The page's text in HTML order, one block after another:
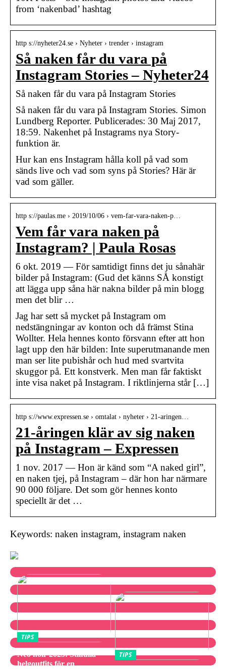
from ‘nakenbad’ hashtag
http s://nyheter24.se › Nyheter › trender › instagram
Så naken får du vara på
Instagram Stories – Nyheter24
Så naken får du vara på Instagram Stories
Så naken får du vara på Instagram Stories. Simon
Lundberg Reporter. Publicerades: 30 Maj 2017,
18:59. Nakenhet på Instagrams nya Story-
funktion är.
Hur kan ens Instagram hålla koll på vad som
sänds live och vad som syns på Stories? Här är
vad som gäller.
http s://paulas.me › 2019/10/06 › vem-far-vara-naken-p…
Vem får vara naken på
Instagram? | Paula Rosas
6 okt. 2019 — För samtidigt finns det ju sånahär
bilder på Instagram: (Gud det känns SÅ konstigt
att lägga upp såna här nakna bilder på min blogg
men det blir …
Jag har sett så mycket på Instagram om
nedstängningar av konton och då främst Stina
Wollter. Hela hennes konto försvann efter att hon
lagt upp den här bilden: Inte superutmanande men
man ser lite pubishår och hud med svartvita
skuggor på. Ett konstverk. Men man får faktiskt
inte visa naket på Instagram. I riktlinjerna står […]
http s://www.expressen.se › omtalat › nyheter › 21-aringen…
21-åringen klär av sig naken
på Instagram – Expressen
1 nov. 2017 — Hon är känd som “A naked girl”,
en naken tjej, på Instagram – där hon har närmare
90 000 följare. Det som gör hennes konto
speciellt är det …
Keywords: naken instagram, instagram naken
TIPS
Neo noir 2025: Stilfulla
helgoutfits för en
TIPS